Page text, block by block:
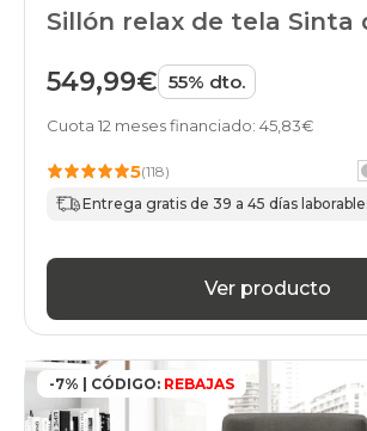
Sillón relax de tela Sinta
549,99€ 55% dto.
Cuota 12 meses financiado: 45,83€
5(118)
Entrega gratis de 39 a 45 días
Ver producto
-7% | CÓDIGO: REBAJAS